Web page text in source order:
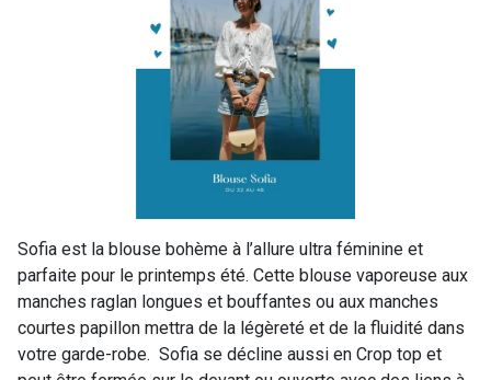
Sofia est la blouse bohème à l’allure ultra féminine et
parfaite pour le printemps été. Cette blouse vaporeuse aux
manches raglan longues et bouffantes ou aux manches
courtes papillon mettra de la légèreté et de la fluidité dans
votre garde-robe. Sofia se décline aussi en Crop top et